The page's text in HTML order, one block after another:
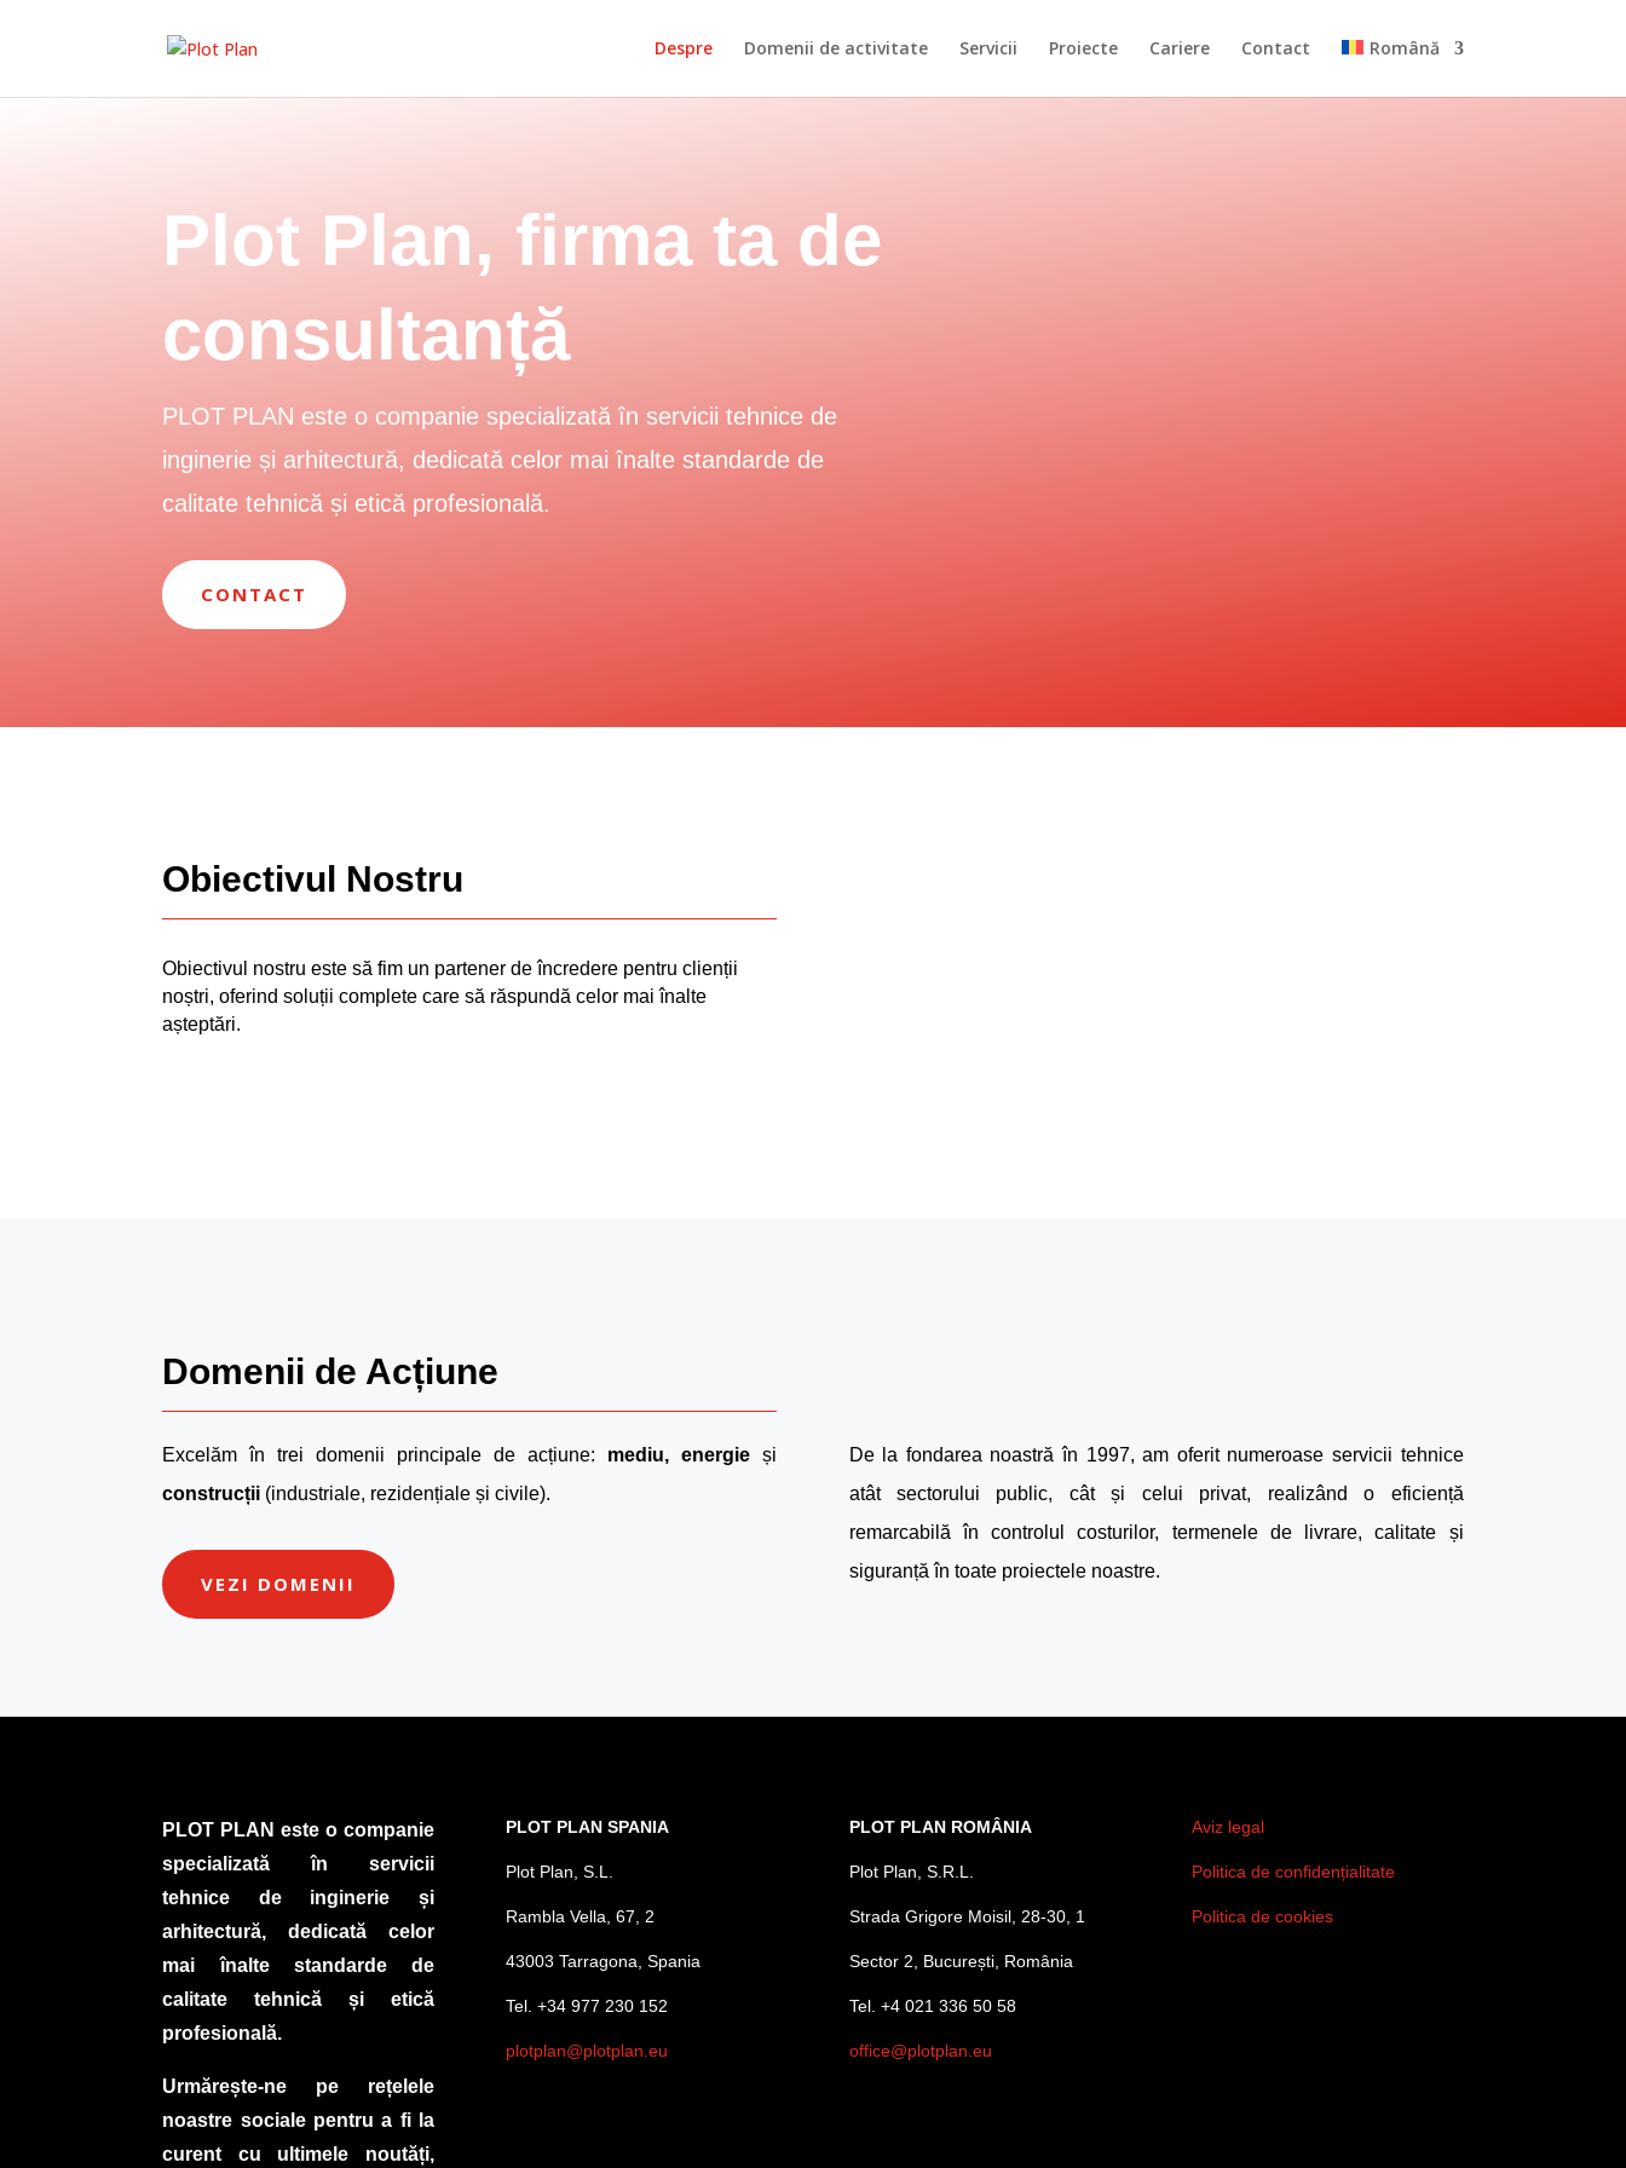
Despre Domenii de activitate Servicii Proiecte Cariere Contact Română
Plot Plan, firma ta de
consultanță
PLOT PLAN este o companie specializată în servicii tehnice de
inginerie și arhitectură, dedicată celor mai înalte standarde de
calitate tehnică și etică profesională.
CONTACT
Obiectivul Nostru
Obiectivul nostru este să fim un partener de încredere pentru clienții
noștri, oferind soluții complete care să răspundă celor mai înalte
așteptări.
Domenii de Acțiune
Excelăm în trei domenii principale de acțiune: mediu, energie și
construcții (industriale, rezidențiale și civile).
VEZI DOMENII
De la fondarea noastră în 1997, am oferit numeroase servicii tehnice
atât sectorului public, cât și celui privat, realizând o eficiență
remarcabilă în controlul costurilor, termenele de livrare, calitate și
siguranță în toate proiectele noastre.
PLOT PLAN este o companie
specializată în servicii
tehnice de inginerie și
arhitectură, dedicată celor
mai înalte standarde de
calitate tehnică și etică
profesională.
Urmărește-ne pe rețelele
noastre sociale pentru a fi la
curent cu ultimele noutăți,
PLOT PLAN SPANIA
Plot Plan, S.L.
Rambla Vella, 67, 2
43003 Tarragona, Spania
Tel. +34 977 230 152
plotplan@plotplan.eu
PLOT PLAN ROMÂNIA
Plot Plan, S.R.L.
Strada Grigore Moisil, 28-30, 1
Sector 2, București, România
Tel. +4 021 336 50 58
office@plotplan.eu
Aviz legal
Politica de confidențialitate
Politica de cookies